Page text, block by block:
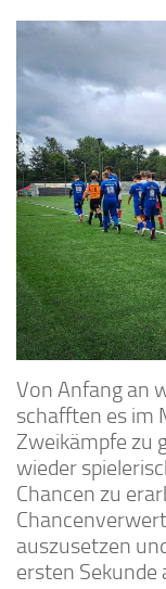
Von Anfang an
schafften es im
Zweikämpfe zu
wieder
Chancen zu
auszusetzen
ersten Sekunde